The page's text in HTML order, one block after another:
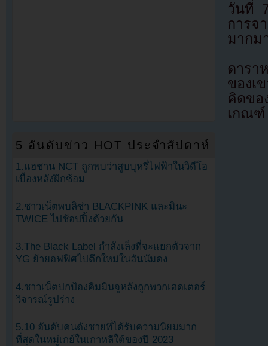
วันที่
การจ
มากม
ดารา
ของเ
คิดขอ
เกณฑ์
5 อันดับข่าว HOT ประจำสัปดาห์
1.แฮชาน NCT ถูกพบว่าสูบบุหรี่ไฟฟ้าในวิดีโอ
เบื้องหลังฝึกซ้อม
2.ชาวเน็ตพบลิซ่า BLACKPINK และมินะ
TWICE ไปช้อปปิ้งด้วยกัน
3.The Black Label กำลังเล็งที่จะแยกตัวจาก
YG ย้ายอฟฟิศไปตึกใหม่ในฮันนัมดง
4.ชาวเน็ตปกป้องคิมมินจูหลังถูกพวกเฮดเตอร์
วิจารณ์รูปร่าง
5.10 อันดับคนดังชายที่ได้รับความนิยมมาก
ที่สุดในหมู่เกย์ในเกาหลีใต้ของปี 2023